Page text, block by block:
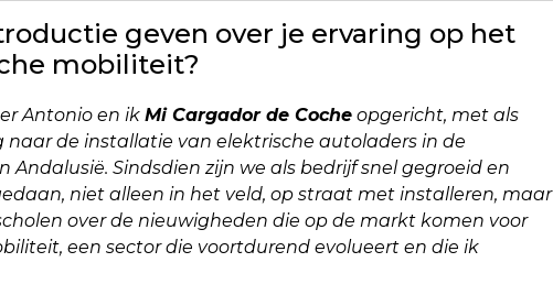
geven over je ervaring op het
mobiliteit?
Antonio en ik Mi Cargador de Cocheopgericht, met als
naar de installatie van elektrische autoladers in de
Sindsdien zijn we als bedrijf snel gegroeid en
niet alleen in het veld, op straat met installeren, maar
over de nieuwigheden die op de markt komen voor
een sector die voortdurend evolueert en die ik